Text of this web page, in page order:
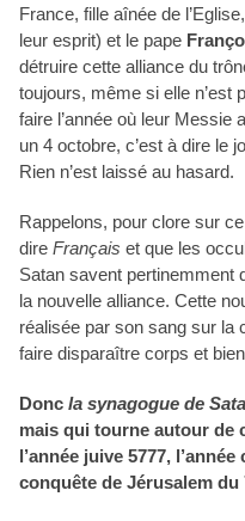
France, fille aînée de
leur esprit) et le pape
détruire cette alliance du
toujours, même si elle n’est
faire l’année où leur Messie
un 4 octobre, c’est à dire le
Rien n’est laissé au hasard.
Rappelons, pour clore sur
dire Français et que les
Satan savent pertinemment
la nouvelle alliance. Cette
réalisée par son sang sur la
faire disparaître corps et
Donc la synagogue de
mais qui tourne autour de
l’année juive 5777,
conquête de Jérusalem du